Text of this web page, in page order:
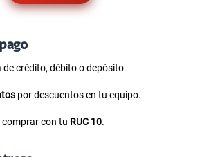
crédito, débito o depósito.
por descuentos en tu equipo.
comprar con tu RUC 10.